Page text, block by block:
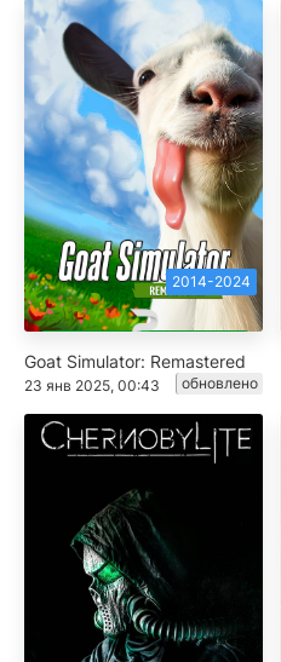
2014-2024
Goat Simulator: Remastered
23 янв 2025, 00:43 обновлено